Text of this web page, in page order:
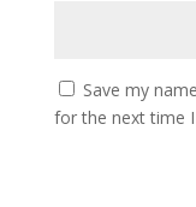
Save my
for the next time